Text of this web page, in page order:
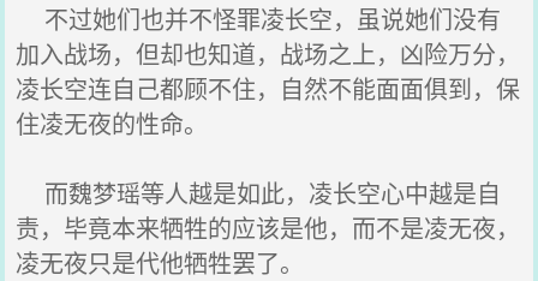
不过她们也并不怪罪凌长空，虽说她们没有
加入战场，但却也知道，战场之上，凶险万分，
凌长空连自己都顾不住，自然不能面面俱到，保
住凌无夜的性命。
而魏梦瑶等人越是如此，凌长空心中越是自
责，毕竟本来牺牲的应该是他，而不是凌无夜，
凌无夜只是代他牺牲罢了。